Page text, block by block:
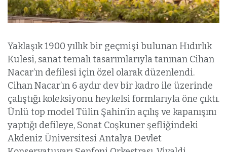
Yaklaşık 1900 yıllık bir geçmişi bulunan Hıdırlık
Kulesi, sanat temalı tasarımlarıyla tanınan Cihan
Nacar’ın defilesi için özel olarak düzenlendi.
Cihan Nacar’ın 6 aydır dev bir kadro ile üzerinde
çalıştığı koleksiyonu heykelsi formlarıyla öne çıktı.
Ünlü top model Tülin Şahin’in açılış ve kapanışını
yaptığı defileye, Sonat Coşkuner şefliğindeki
Akdeniz Üniversitesi Antalya Devlet